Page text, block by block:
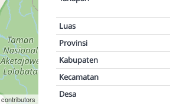
contributors
Luas
Provinsi
Kabupaten
Kecamatan
Desa